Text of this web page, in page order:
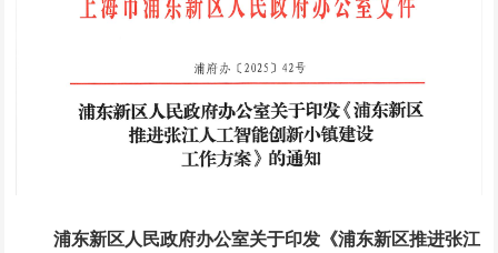
浦东新区人民政府办公室关于印发《浦东新区推进张江